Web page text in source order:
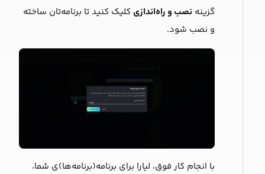
گزینه نصب و راه‌اندازی کلیک کنید تا برنامه‌‌تان ساخته
و نصب شود.
با انجام کار فوق، لیارا برای برنامه(برنامه‌ها)ی شما،